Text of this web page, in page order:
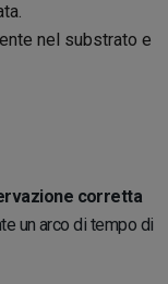
nel substrato e
corretta
un arco di tempo di